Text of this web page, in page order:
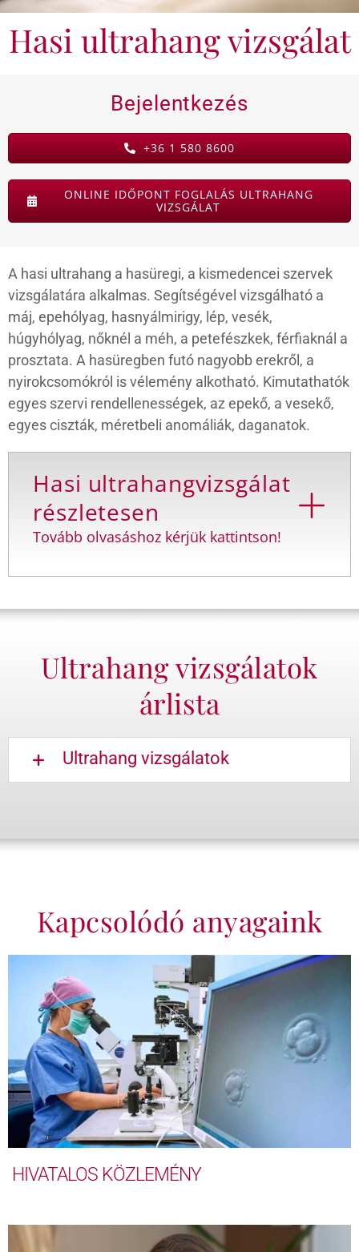
KAPCSOLAT
Hasi ultrahang vizsgálat
Bejelentkezés
+36 1 580 8600
ONLINE IDŐPONT FOGLALÁS ULTRAHANG
VIZSGÁLAT
A hasi ultrahang a hasüregi, a kismedencei szervek
vizsgálatára alkalmas. Segítségével vizsgálható a
máj, epehólyag, hasnyálmirigy, lép, vesék,
húgyhólyag, nőknél a méh, a petefészkek, férfiaknál a
prosztata. A hasüregben futó nagyobb erekről, a
nyirokcsomókról is vélemény alkotható. Kimutathatók
egyes szervi rendellenességek, az epekő, a vesekő,
egyes ciszták, méretbeli anomáliák, daganatok.
Hasi ultrahangvizsgálat
részletesen
Tovább olvasáshoz kérjük kattintson!
Ultrahang vizsgálatok
árlista
Ultrahang vizsgálatok
Kapcsolódó anyagaink
HIVATALOS KÖZLEMÉNY